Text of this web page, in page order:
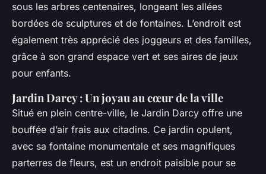
sous les arbres centenaires, longeant les allées
bordées de sculptures et de fontaines. L’endroit est
également très apprécié des joggeurs et des familles,
grâce à son grand espace vert et ses aires de jeux
pour enfants.
Jardin Darcy : Un joyau au cœur de la ville
Situé en plein centre-ville, le Jardin Darcy offre une
bouffée d’air frais aux citadins. Ce jardin opulent,
avec sa fontaine monumentale et ses magnifiques
parterres de fleurs, est un endroit paisible pour se